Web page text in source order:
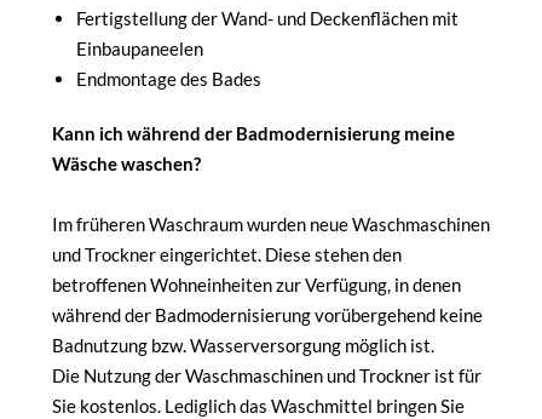
Fertigstellung der Wand- und Deckenflächen mit
Einbaupaneelen
Endmontage des Bades
Kann ich während der Badmodernisierung meine
Wäsche waschen?
Im früheren Waschraum wurden neue Waschmaschinen
und Trockner eingerichtet. Diese stehen den
betroffenen Wohneinheiten zur Verfügung, in denen
während der Badmodernisierung vorübergehend keine
Badnutzung bzw. Wasserversorgung möglich ist.
Die Nutzung der Waschmaschinen und Trockner ist für
Sie kostenlos. Lediglich das Waschmittel bringen Sie